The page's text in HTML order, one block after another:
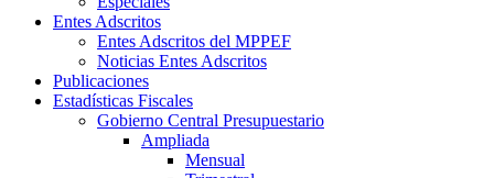
Entes Adscritos
Entes Adscritos del MPPEF
Noticias Entes Adscritos
Publicaciones
Estadísticas Fiscales
Gobierno Central Presupuestario
Ampliada
Mensual